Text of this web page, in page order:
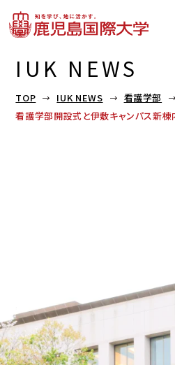
IUK NEWS
TOP IUK NEWS
看護学部
看護学部開設式と伊敷キャンパス新棟